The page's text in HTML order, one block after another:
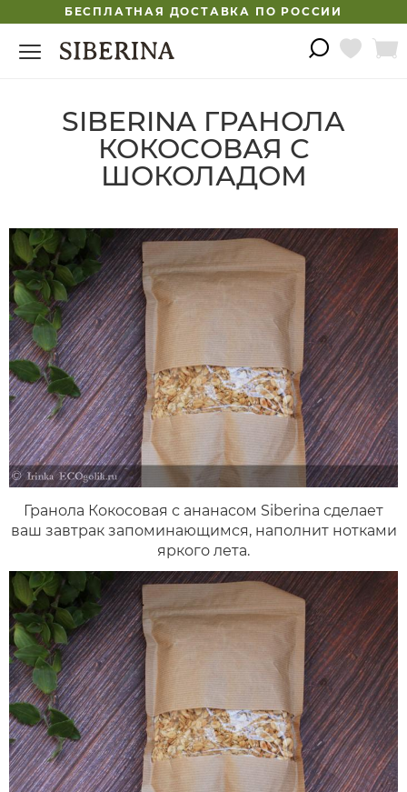
БЕСПЛАТНАЯ ДОСТАВКА ПО РОССИИ
SIBERINA ГРАНОЛА
КОКОСОВАЯ С
ШОКОЛАДОМ
Гранола Кокосовая с ананасом Siberina сделает
ваш завтрак запоминающимся, наполнит нотками
яркого лета.